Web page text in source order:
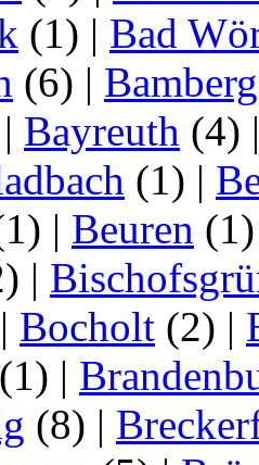
(1) | Bad
(6) | Bamberg
| Bayreuth (4)
(1) |
| Beuren
|
| Bocholt (2) |
(1) |
(8) |